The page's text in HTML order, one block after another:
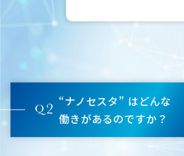
“ナノセスタ” はどんな
働きがあるのですか？